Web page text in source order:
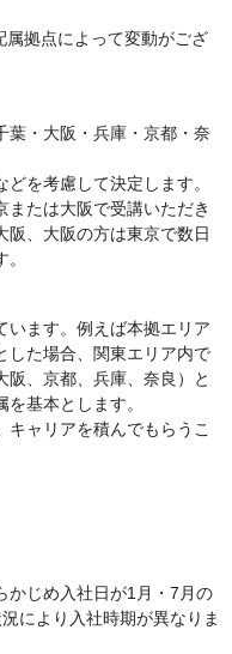
属拠点によって変動がござ
葉・大阪・兵庫・京都・奈
を考慮して決定します。
たは大阪で受講いただき
阪、大阪の方は東京で数日
います。例えば本拠エリア
した場合、関東エリア内で
、京都、兵庫、奈良）と
基本とします。
キャリアを積んでもらうこ
かじめ入社日が1月・7月の
により入社時期が異なりま